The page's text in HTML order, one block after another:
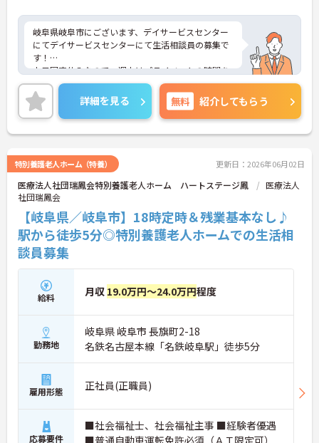
岐阜県岐阜市にございます、デイサービスセンター
にてデイサービスセンターにて生活相談員の募集で
す！
土日固定休みなので、週末はプライベートの時間を
大切にしていただけます★マイカー通勤OKなので、
通勤も楽々です◎
ご興味のある方は、マイナビ介護職までお問い合わ
せください。
詳細を見る 無料 紹介してもらう
特別養護老人ホーム（特養） 更新日：2026年06月02日
医療法人社団瑞鳳会特別養護老人ホーム ハートステージ鳳
医療法人
社団瑞鳳会
【岐阜県／岐阜市】18時定時＆残業基本なし♪
駅から徒歩5分◎特別養護老人ホームでの生活相
談員募集
給料 月収 19.0万円～24.0万円程度
勤務地
岐阜県 岐阜市 長旗町2-18
名鉄名古屋本線「名鉄岐阜駅」徒歩5分
雇用形態 正社員(正職員)
応募要件
■社会福祉士、社会福祉主事 ■経験者優遇